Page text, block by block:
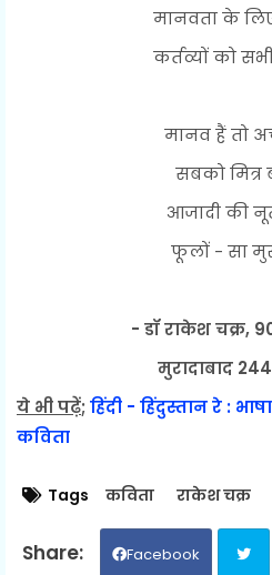
मानवता के
कर्तव्यों को
मानव हैं तो
सबको मित्र
आजादी की
फूलों - सा
- डॉ राकेश चक्र,
मुरादाबाद
ये भी पढ़ें; हिंदी - हिंदुस्तान रे :
कविता
Tags कविता राकेश चक्र
Facebook